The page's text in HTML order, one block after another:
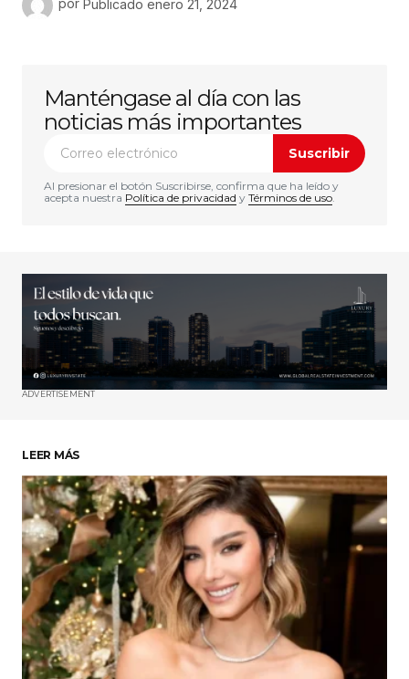
por Publicado enero 21, 2024
Manténgase al día con las
noticias más importantes
Suscribir
Al presionar el botón Suscribirse, confirma que ha leído y
acepta nuestra Política de privacidad y Términos de uso.
ADVERTISEMENT
LEER MÁS